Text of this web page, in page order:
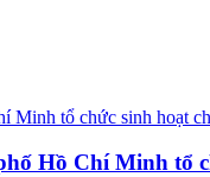
Hồ Chí Minh tổ